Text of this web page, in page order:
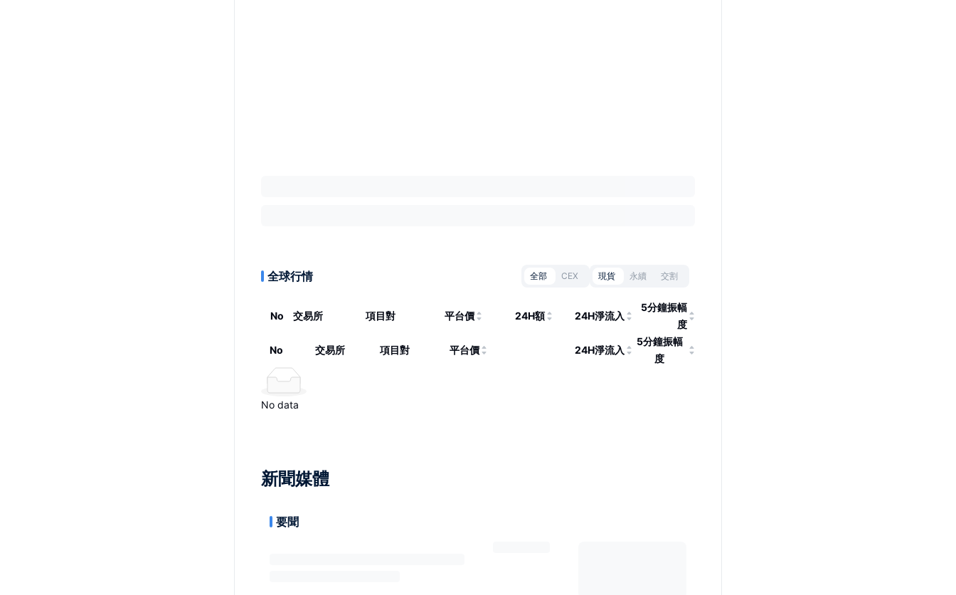
全球行情 全部 CEX 現貨 永續 交割
No 交易所 項目對 平台價 24H額 24H淨流入
5分鐘振幅
度
No 交易所 項目對 平台價 24H淨流入
5分鐘振幅
度
No data
新聞媒體
要聞